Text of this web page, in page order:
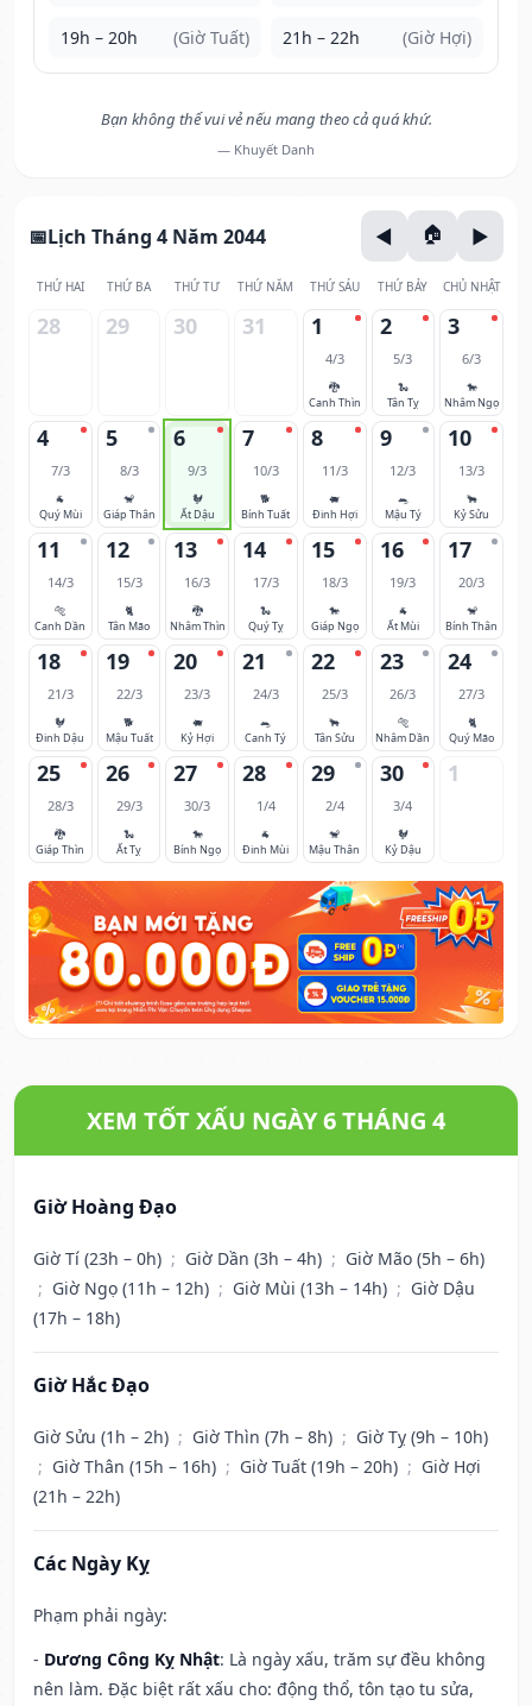
19h – 20h (Giờ Tuất) 21h – 22h (Giờ Hợi)
Bạn không thể vui vẻ nếu mang theo cả quá khứ.
— Khuyết Danh
Lịch Tháng 4 Năm 2044
THỨ HAI THỨ BA THỨ TƯ THỨ NĂM THỨ SÁU THỨ BẢY CHỦ NHẬT
28 29 30 31 1
4/3
🐉
Canh Thìn
2
5/3
🐍
Tân Tỵ
3
6/3
🐎
Nhâm Ngọ
4
7/3
🐐
Quý Mùi
5
8/3
🐒
Giáp Thân
6
9/3
🐓
Ất Dậu
7
10/3
🐕
Bính Tuất
8
11/3
🐖
Đinh Hợi
9
12/3
🐀
Mậu Tý
10
13/3
🐂
Kỷ Sửu
11
14/3
🐅
Canh Dần
12
15/3
🐈
Tân Mão
13
16/3
🐉
Nhâm Thìn
14
17/3
🐍
Quý Tỵ
15
18/3
🐎
Giáp Ngọ
16
19/3
🐐
Ất Mùi
17
20/3
🐒
Bính Thân
18
21/3
🐓
Đinh Dậu
19
22/3
🐕
Mậu Tuất
20
23/3
🐖
Kỷ Hợi
21
24/3
🐀
Canh Tý
22
25/3
🐂
Tân Sửu
23
26/3
🐅
Nhâm Dần
24
27/3
🐈
Quý Mão
25
28/3
🐉
Giáp Thìn
26
29/3
🐍
Ất Tỵ
27
30/3
🐎
Bính Ngọ
28
1/4
🐐
Đinh Mùi
29
2/4
🐒
Mậu Thân
30
3/4
🐓
Kỷ Dậu
1
XEM TỐT XẤU NGÀY 6 THÁNG 4
Giờ Hoàng Đạo
Giờ Tí (23h – 0h) ; Giờ Dần (3h – 4h) ; Giờ Mão (5h – 6h)
; Giờ Ngọ (11h – 12h) ; Giờ Mùi (13h – 14h) ; Giờ Dậu
(17h – 18h)
Giờ Hắc Đạo
Giờ Sửu (1h – 2h) ; Giờ Thìn (7h – 8h) ; Giờ Tỵ (9h – 10h)
; Giờ Thân (15h – 16h) ; Giờ Tuất (19h – 20h) ; Giờ Hợi
(21h – 22h)
Các Ngày Kỵ
Phạm phải ngày:
- Dương Công Kỵ Nhật: Là ngày xấu, trăm sự đều không
nên làm. Đặc biệt rất xấu cho: động thổ, tôn tạo tu sửa,